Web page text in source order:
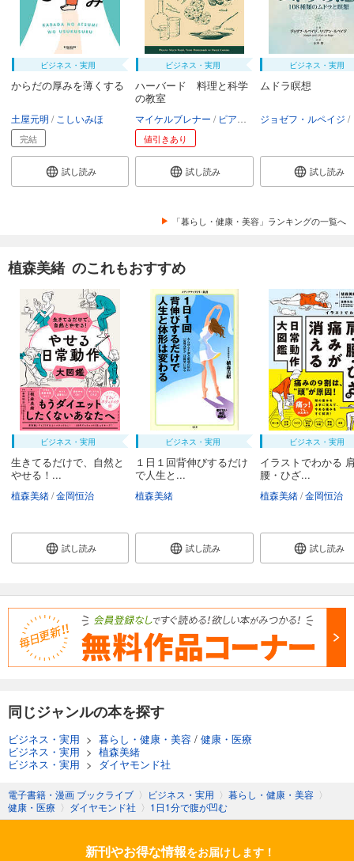
ビジネス・実用
からだの厚みを薄くする
土屋元明 こしいみほ
完結
試し読み
ビジネス・実用
ハーバード 料理と科学
の教室
マイケルブレナー ピアセーレンセン デイヴィッ
値引きあり
試し読み
ビジネス・実用
ムドラ瞑想
ジョゼフ・ルペイジ
試し読み
「暮らし・健康・美容」ランキングの一覧へ
植森美緒 のこれもおすすめ
ビジネス・実用
生きてるだけで、自然と
やせる！...
植森美緒 金岡恒治
試し読み
ビジネス・実用
１日１回背伸びするだけ
で人生と...
植森美緒
試し読み
ビジネス・実用
イラストでわかる
腰・ひざ...
植森美緒 金岡恒治
試し読み
同じジャンルの本を探す
ビジネス・実用 > 暮らし・健康・美容 / 健康・医療
ビジネス・実用 > 植森美緒
ビジネス・実用 > ダイヤモンド社
電子書籍・漫画 ブックライブ 〉 ビジネス・実用 〉 暮らし・健康・美容 〉
健康・医療 〉 ダイヤモンド社 〉 1日1分で腹が凹む
新刊やお得な情報をお届けします！